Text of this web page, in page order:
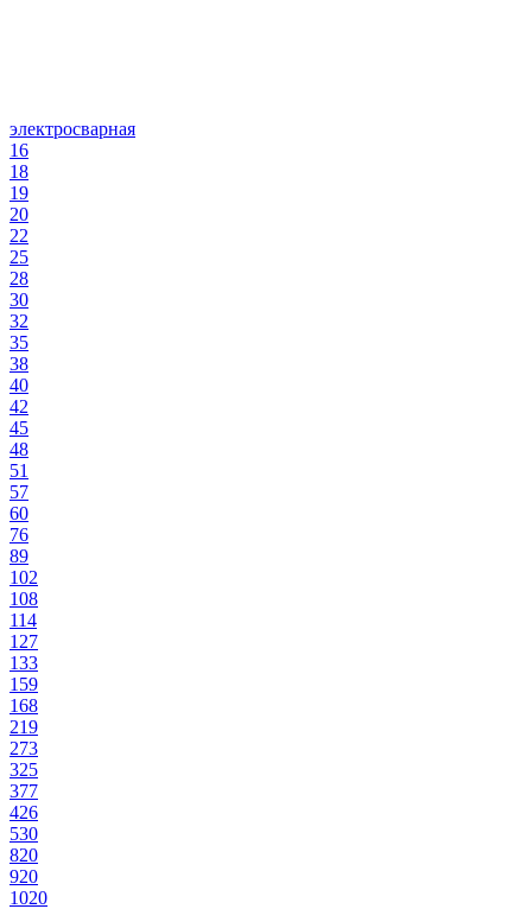
электросварная
16
18
19
20
22
25
28
30
32
35
38
40
42
45
48
51
57
60
76
89
102
108
114
127
133
159
168
219
273
325
377
426
530
820
920
1020